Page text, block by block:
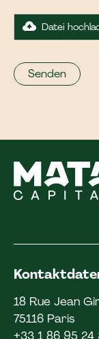
Datei
18 Rue Jean
75116 Paris
+33 1 86 95 24